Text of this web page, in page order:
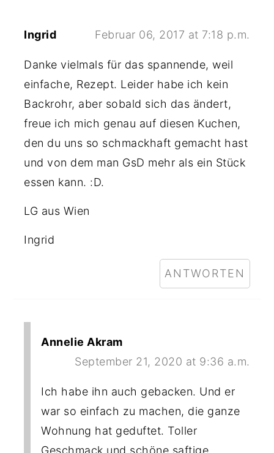
Ingrid Februar 06, 2017 at 7:18 p.m.
Danke vielmals für das spannende, weil
einfache, Rezept. Leider habe ich kein
Backrohr, aber sobald sich das ändert,
freue ich mich genau auf diesen Kuchen,
den du uns so schmackhaft gemacht hast
und von dem man GsD mehr als ein Stück
essen kann. :D.
LG aus Wien
Ingrid
ANTWORTEN
Annelie Akram
September 21, 2020 at 9:36 a.m.
Ich habe ihn auch gebacken. Und er
war so einfach zu machen, die ganze
Wohnung hat geduftet. Toller
Geschmack und schöne saftige